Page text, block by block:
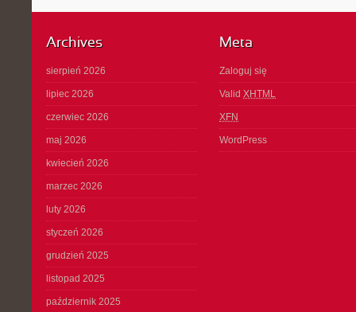
Archives
sierpień 2026
lipiec 2026
czerwiec 2026
maj 2026
kwiecień 2026
marzec 2026
luty 2026
styczeń 2026
grudzień 2025
listopad 2025
październik 2025
Meta
Zaloguj się
Valid XHTML
XFN
WordPress